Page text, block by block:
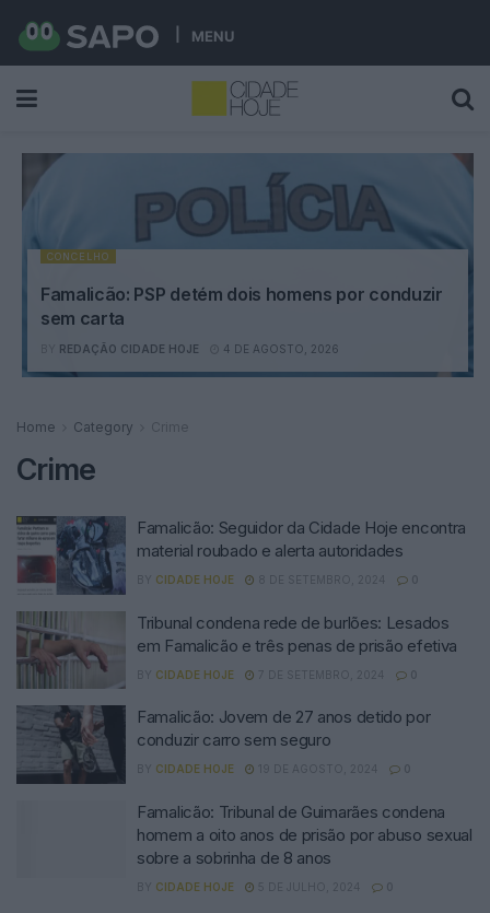
MENU
CONCELHO
Famalicão: PSP detém dois homens por conduzir
sem carta
REDAÇÃO CIDADE HOJE 4 DE AGOSTO, 2026
Home Category Crime
Crime
Famalicão: Seguidor da Cidade Hoje encontra
material roubado e alerta autoridades
BY CIDADE HOJE 8 DE SETEMBRO, 2024 0
Tribunal condena rede de burlões: Lesados
em Famalicão e três penas de prisão efetiva
BY CIDADE HOJE 7 DE SETEMBRO, 2024 0
Famalicão: Jovem de 27 anos detido por
conduzir carro sem seguro
BY CIDADE HOJE 19 DE AGOSTO, 2024 0
Famalicão: Tribunal de Guimarães condena
homem a oito anos de prisão por abuso sexual
sobre a sobrinha de 8 anos
BY CIDADE HOJE 5 DE JULHO, 2024 0